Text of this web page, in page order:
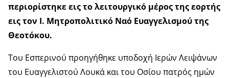
περιορίστηκε εις το λειτουργικό μέρος της εορτής
εις τον Ι. Μητροπολιτικό Ναό Ευαγγελισμού της
Θεοτόκου.
Του Εσπερινού προηγήθηκε υποδοχή Ιερών Λειψάνων
του Ευαγγελιστού Λουκά και του Οσίου πατρός ημών